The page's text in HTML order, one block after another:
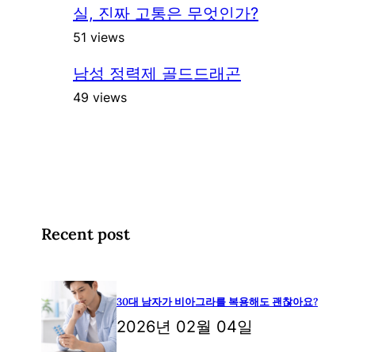
실, 진짜 고통은 무엇인가?
51 views
남성 정력제 골드드래곤
49 views
Recent post
30대 남자가 비아그라를 복용해도 괜찮아요?
2026년 02월 04일